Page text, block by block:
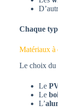
Chaque
Matériaux à
Le choix du
Le
Le
L’